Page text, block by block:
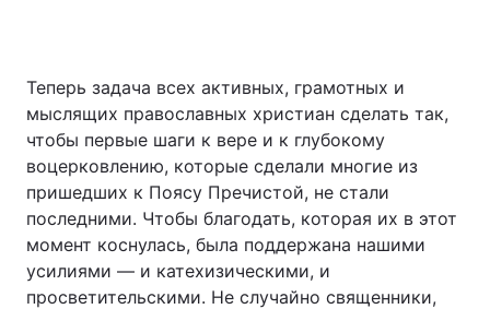
Теперь задача всех активных, грамотных и
мыслящих православных христиан сделать так,
чтобы первые шаги к вере и к глубокому
воцерковлению, которые сделали многие из
пришедших к Поясу Пречистой, не стали
последними. Чтобы благодать, которая их в этот
момент коснулась, была поддержана нашими
усилиями — и катехизическими, и
просветительскими. Не случайно священники,